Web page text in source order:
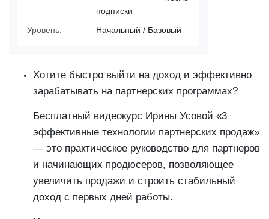
подписки
Уровень:
Начальный / Базовый
Хотите быстро выйти на доход и эффективно
зарабатывать на партнерских программах?
Бесплатный видеокурс Ирины Усовой «3
эффективные технологии партнерских продаж»
— это практическое руководство для партнеров
и начинающих продюсеров, позволяющее
увеличить продажи и строить стабильный
доход с первых дней работы.